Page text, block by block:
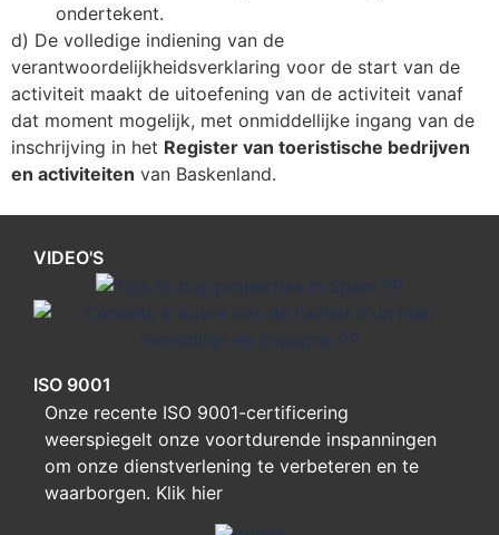
ondertekent.
d) De volledige indiening van de
verantwoordelijkheidsverklaring voor de start van de
activiteit maakt de uitoefening van de activiteit vanaf
dat moment mogelijk, met onmiddellijke ingang van de
inschrijving in het Register van toeristische bedrijven
en activiteiten van Baskenland.
VIDEO'S
ISO 9001
Onze recente ISO 9001-certificering
weerspiegelt onze voortdurende inspanningen
om onze dienstverlening te verbeteren en te
waarborgen. Klik hier